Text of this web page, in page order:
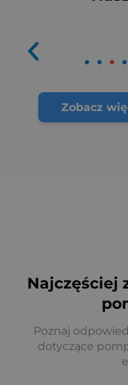
Zobacz
Najczęściej
Poznaj
dotyczące